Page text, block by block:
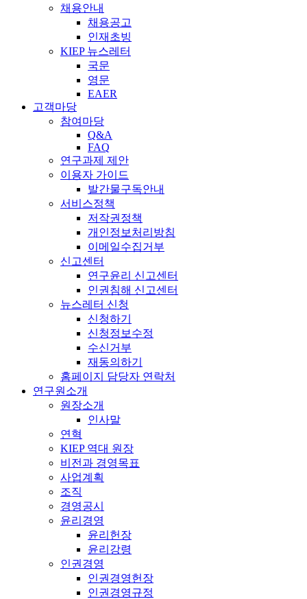
채용안내
채용공고
인재초빙
KIEP 뉴스레터
국문
영문
EAER
고객마당
참여마당
Q&A
FAQ
연구과제 제안
이용자 가이드
발간물구독안내
서비스정책
저작권정책
개인정보처리방침
이메일수집거부
신고센터
연구윤리 신고센터
인권침해 신고센터
뉴스레터 신청
신청하기
신청정보수정
수신거부
재동의하기
홈페이지 담당자 연락처
연구원소개
원장소개
인사말
연혁
KIEP 역대 원장
비전과 경영목표
사업계획
조직
경영공시
윤리경영
윤리헌장
윤리강령
인권경영
인권경영헌장
인권경영규정